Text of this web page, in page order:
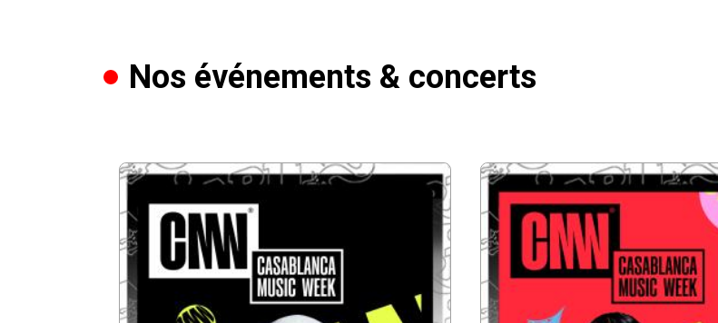
Nos événements & concerts